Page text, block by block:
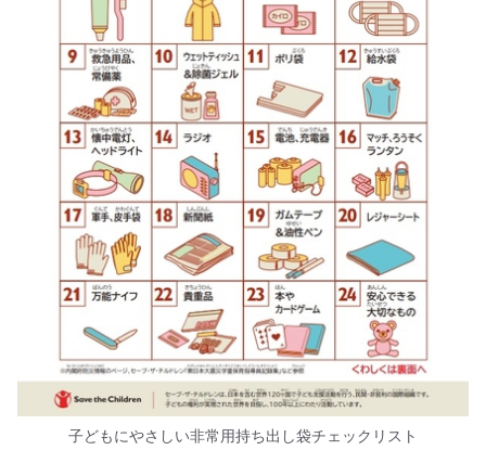
子どもにやさしい非常用持ち出し袋チェックリスト